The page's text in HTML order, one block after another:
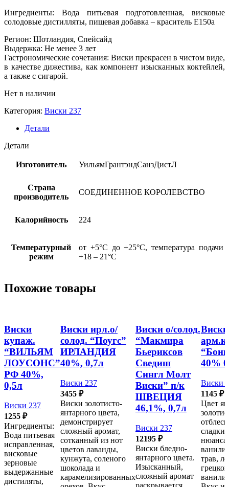
Ингредиенты: Вода питьевая подготовленная, висковые
солодовые дистилляты, пищевая добавка – краситель Е150а
Регион: Шотландия, Спейсайд
Выдержка: Не менее 3 лет
Гастрономические сочетания: Виски прекрасен в чистом виде,
в качестве дижестива, как компонент изысканных коктейлей,
а также с сигарой.
Нет в наличии
Категория: Виски 237
Детали
Детали
Изготовитель УильямГрантэндСанзДистЛ
Страна
производитель
СОЕДИНЕННОЕ КОРОЛЕВСТВО
Калорийность 224
Температурный
режим
от +5°С до +25°С, температура подачи
+18 – 21°С
Похожие товары
Виски
купаж.
“ВИЛЬЯМ
ЛОУСОНС”
РФ 40%,
0,5л
Виски 237
1255 ₽
Ингредиенты:
Вода питьевая
исправленная,
висковые
зерновые
выдержанные
дистиляты,
Виски ирл.о/
солод. “Поугс”
ИРЛАНДИЯ
40%, 0,7л
Виски 237
3455 ₽
Виски золотисто-
янтарного цвета,
демонстрирует
сложный аромат,
сотканный из нот
цветов лаванды,
кунжута, соленого
шоколада и
карамелизированных
Виски о/солод.
“Макмира
Бьериксов
Сведиш
Сингл Молт
Виски” п/к
ШВЕЦИЯ
46,1%, 0,7л
Виски 237
12195 ₽
Виски бледно-
янтарного цвета.
Изысканный,
сложный аромат
Виски
40%
Виски
1145 ₽
Цвет
трав,
ванили